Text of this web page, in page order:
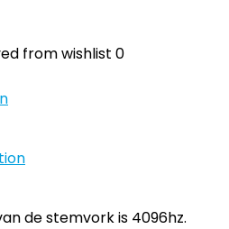
from wishlist 0
de stemvork is 4096hz.